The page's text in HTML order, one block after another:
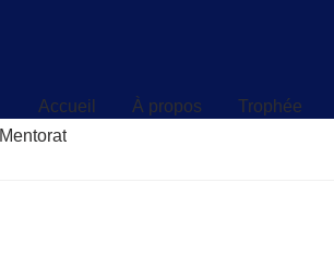
Accueil À propos
Trophée
Mentorat